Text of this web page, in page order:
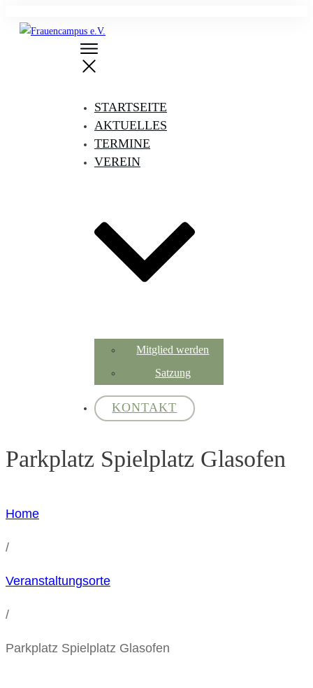
STARTSEITE
AKTUELLES
TERMINE
VEREIN
Mitglied werden
Satzung
KONTAKT
Parkplatz Spielplatz Glasofen
Home
/
Veranstaltungsorte
/
Parkplatz Spielplatz Glasofen